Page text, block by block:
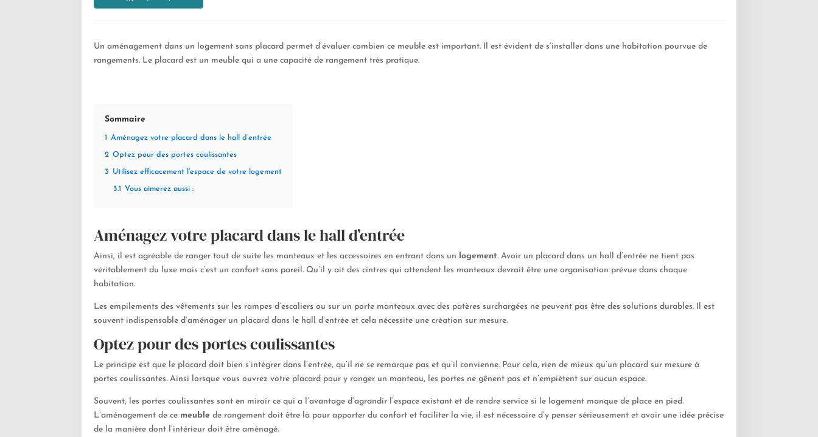
Un aménagement dans un logement sans placard permet d’évaluer combien ce meuble est important. Il est évident de s’installer dans une habitation pourvue de
rangements. Le placard est un meuble qui a une capacité de rangement très pratique.
Sommaire
Aménagez votre placard dans le hall d’entrée
2 Optez pour des portes coulissantes
3 Utilisez efficacement l’espace de votre logement
3.1 Vous aimerez aussi :
Aménagez votre placard dans le hall d’entrée
Ainsi, il est agréable de ranger tout de suite les manteaux et les accessoires en entrant dans un logement. Avoir un placard dans un hall d’entrée ne tient pas
véritablement du luxe mais c’est un confort sans pareil. Qu’il y ait des cintres qui attendent les manteaux devrait être une organisation prévue dans chaque
habitation.
Les empilements des vêtements sur les rampes d’escaliers ou sur un porte manteaux avec des patères surchargées ne peuvent pas être des solutions durables. Il est
souvent indispensable d’aménager un placard dans le hall d’entrée et cela nécessite une création sur mesure.
Optez pour des portes coulissantes
Le principe est que le placard doit bien s’intégrer dans l’entrée, qu’il ne se remarque pas et qu’il convienne. Pour cela, rien de mieux qu’un placard sur mesure à
portes coulissantes. Ainsi lorsque vous ouvrez votre placard pour y ranger un manteau, les portes ne gênent pas et n’empiètent sur aucun espace.
Souvent, les portes coulissantes sont en miroir ce qui a l’avantage d’agrandir l’espace existant et de rendre service si le logement manque de place en pied.
L’aménagement de ce meuble de rangement doit être là pour apporter du confort et faciliter la vie, il est nécessaire d’y penser sérieusement et avoir une idée précise
de la manière dont l’intérieur doit être aménagé.